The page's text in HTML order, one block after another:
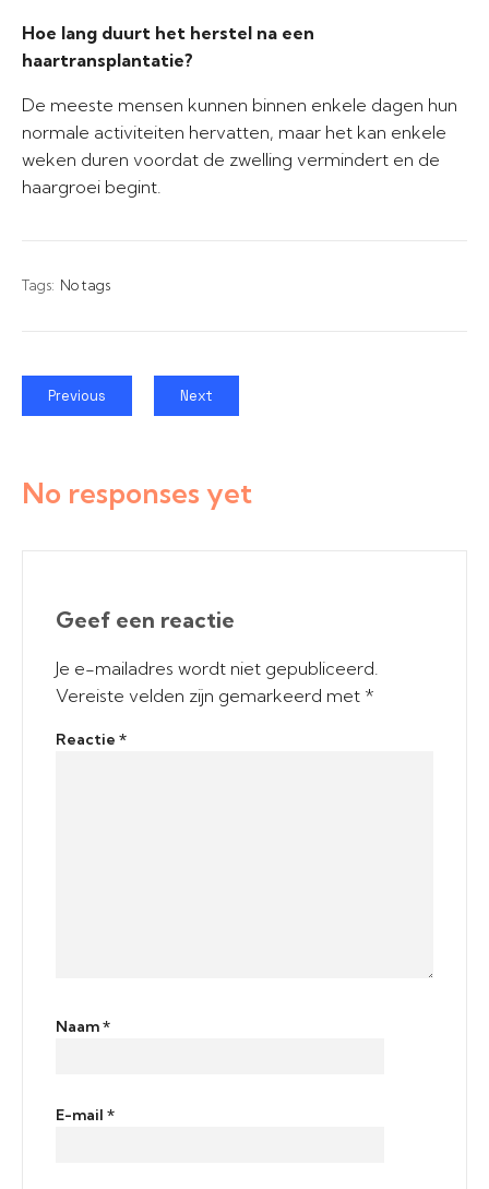
Hoe lang duurt het herstel na een
haartransplantatie?
De meeste mensen kunnen binnen enkele dagen hun
normale activiteiten hervatten, maar het kan enkele
weken duren voordat de zwelling vermindert en de
haargroei begint.
Tags: No tags
Previous Next
No responses yet
Geef een reactie
Je e-mailadres wordt niet gepubliceerd.
Vereiste velden zijn gemarkeerd met *
Reactie *
Naam*
E-mail *